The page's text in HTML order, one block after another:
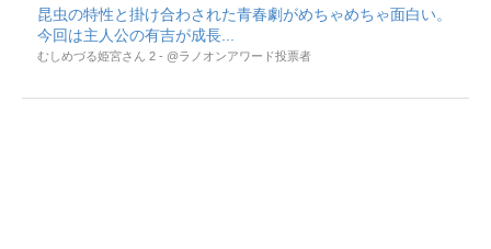
昆虫の特性と掛け合わされた青春劇がめちゃめちゃ面白い。
今回は主人公の有吉が成長...
むしめづる姫宮さん 2 - @ラノオンアワード投票者